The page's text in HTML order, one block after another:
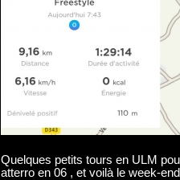
Quelques petits tours en ULM
atterro en 06 , et voilà le week-